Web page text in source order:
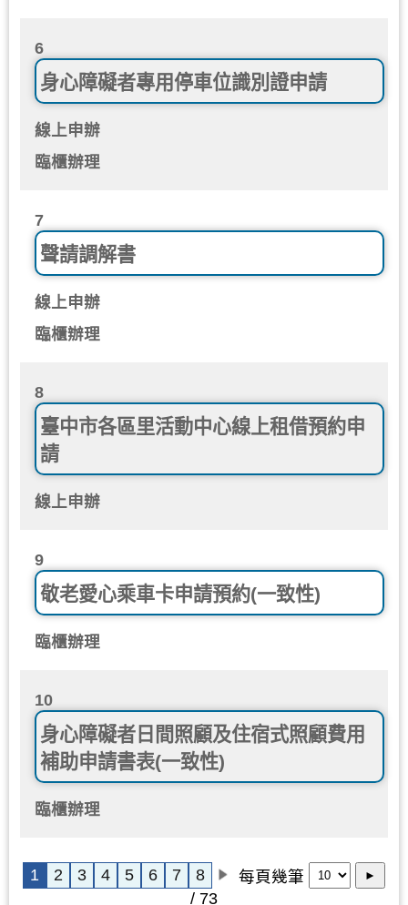
6
身心障礙者專用停車位識別證申請
線上申辦
臨櫃辦理
7
聲請調解書
線上申辦
臨櫃辦理
8
臺中市各區里活動中心線上租借預約申
請
線上申辦
9
敬老愛心乘車卡申請預約(一致性)
臨櫃辦理
10
身心障礙者日間照顧及住宿式照顧費用
補助申請書表(一致性)
臨櫃辦理
1 2 3 4 5 6 7 8 每頁幾筆 ►
/ 73